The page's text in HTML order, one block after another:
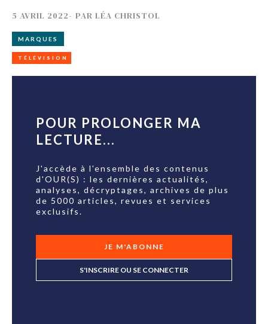
5 AVRIL 2022- PAR LÉA CHRISTOL
MARQUES
TÉLÉVISION
POUR PROLONGER MA
LECTURE...
J'accède à l'ensemble des contenus
d'OUR(S) : les dernières actualités,
analyses, décryptages, archives de plus
de 5000 articles, revues et services
exclusifs.
JE M'ABONNE
S'INSCRIRE OU SE CONNECTER